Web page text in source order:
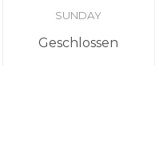
SUNDAY
Geschlossen